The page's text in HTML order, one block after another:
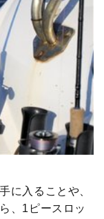
に入ることや、
、1ピースロッ